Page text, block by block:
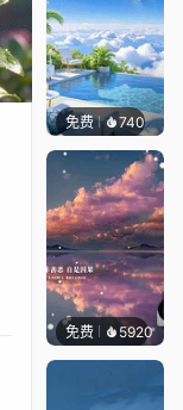
免费 740豆子
免费 5920冰茶